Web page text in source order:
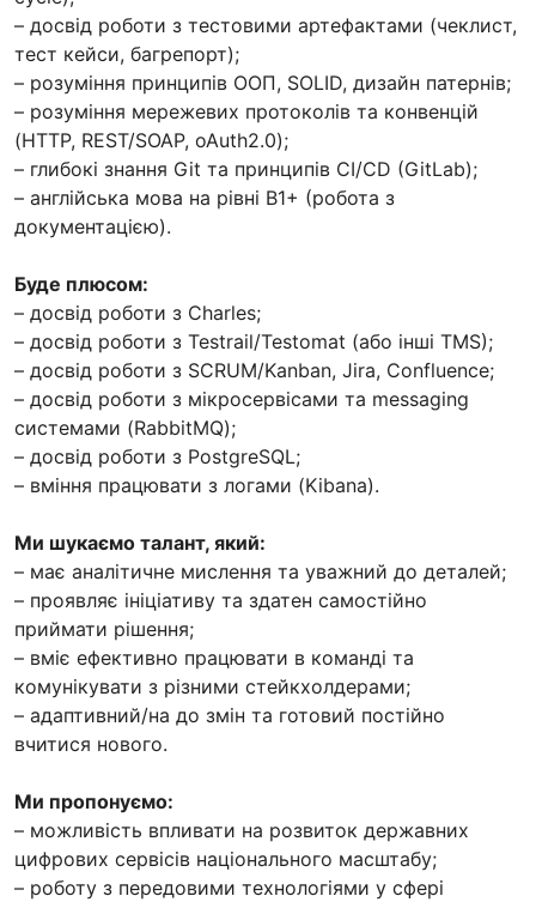
– досвід роботи з тестовими артефактами (чеклист,
тест кейси, багрепорт);
– розуміння принципів ООП, SOLID, дизайн патернів;
– розуміння мережевих протоколів та конвенцій
(HTTP, REST/SOAP, oAuth2.0);
– глибокі знання Git та принципів CI/CD (GitLab);
– англійська мова на рівні B1+ (робота з
документацією).
Буде плюсом:
– досвід роботи з Charles;
– досвід роботи з Testrail/Testomat (або інші TMS);
– досвід роботи з SCRUM/Kanban, Jira, Confluence;
– досвід роботи з мікросервісами та messaging
системами (RabbitMQ);
– досвід роботи з PostgreSQL;
– вміння працювати з логами (Kibana).
Ми шукаємо талант, який:
– має аналітичне мислення та уважний до деталей;
– проявляє ініціативу та здатен самостійно
приймати рішення;
– вміє ефективно працювати в команді та
комунікувати з різними стейкхолдерами;
– адаптивний/на до змін та готовий постійно
вчитися нового.
Ми пропонуємо:
– можливість впливати на розвиток державних
цифрових сервісів національного масштабу;
– роботу з передовими технологіями у сфері